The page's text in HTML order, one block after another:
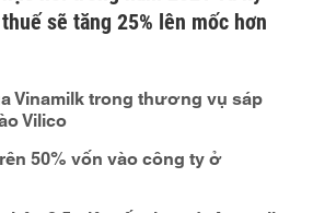
sẽ tăng 25% lên mốc hơn
Vinamilk trong thương vụ sáp
Vilico
50% vốn vào công ty ở